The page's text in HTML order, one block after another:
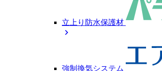
立上り防水保護材
chevron_right
強制換気システム